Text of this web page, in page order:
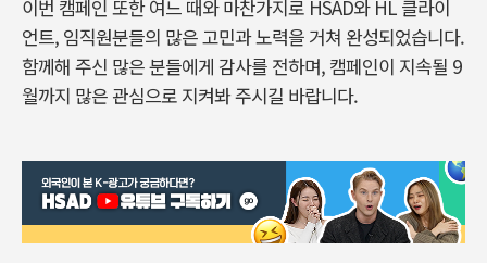
이번 캠페인 또한 여느 때와 마찬가지로 HSAD와 HL 클라이
언트, 임직원분들의 많은 고민과 노력을 거쳐 완성되었습니다.
함께해 주신 많은 분들에게 감사를 전하며, 캠페인이 지속될 9
월까지 많은 관심으로 지켜봐 주시길 바랍니다.